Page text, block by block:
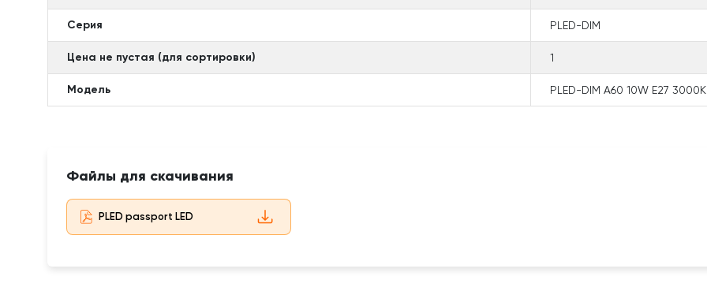
Серия PLED-DIM
Цена не пустая (для сортировки) 1
Модель PLED-DIM A60 10W E27 3000K
Файлы для скачивания
PLED passport LED